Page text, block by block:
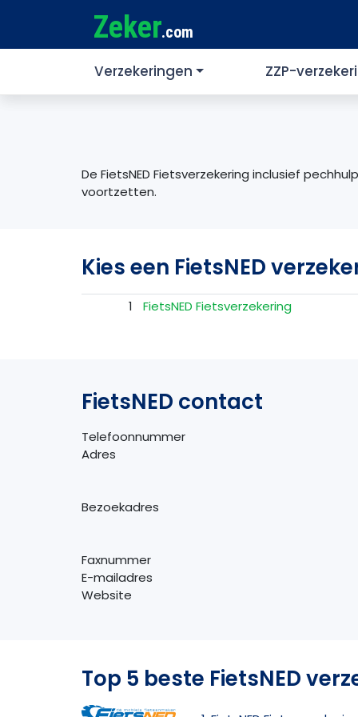
Zeker.com
Verzekeringen ZZP-
De FietsNED Fietsverzekering inclusief
voortzetten.
Kies een FietsNED
1 FietsNED Fietsverzekering
FietsNED contact
Telefoonnummer
Adres
Bezoekadres
Faxnummer
E-mailadres
Website
Top 5 beste FietsNED